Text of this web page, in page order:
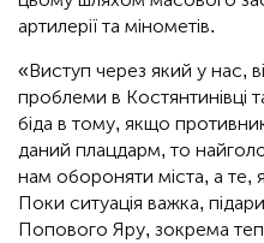
артилерії та мінометів.
«Виступ через який у нас,
проблеми в Костянтинівці
біда в тому, якщо
даний плацдарм, то
нам обороняти міста, а те,
Поки ситуація важка,
Попового Яру, зокрема